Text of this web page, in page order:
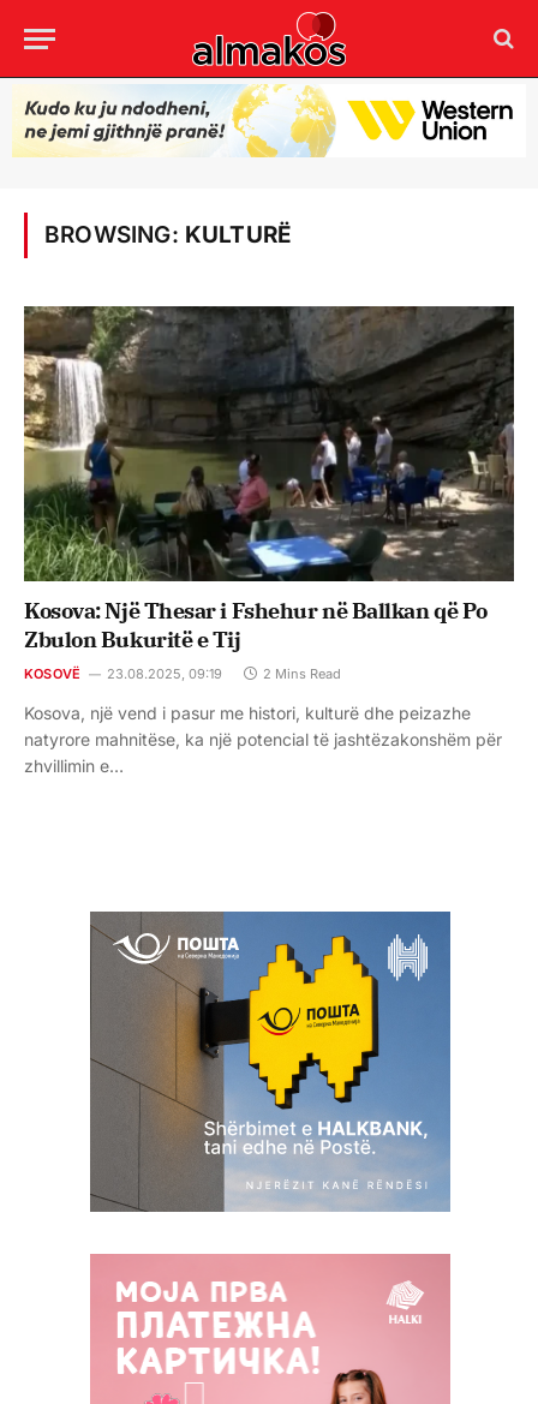
BROWSING: KULTURË
Kosova: Një Thesar i Fshehur në Ballkan që Po
Zbulon Bukuritë e Tij
KOSOVË 23.08.2025, 09:19 2 Mins Read
Kosova, një vend i pasur me histori, kulturë dhe peizazhe
natyrore mahnitëse, ka një potencial të jashtëzakonshëm për
zhvillimin e…